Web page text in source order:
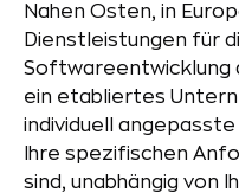
Nahen Osten, in
Dienstleistungen für
Softwareentwicklung
ein etabliertes
individuell
Ihre spezifischen
sind, unabhängig von